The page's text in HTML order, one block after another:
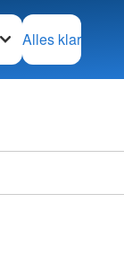
Alles klar